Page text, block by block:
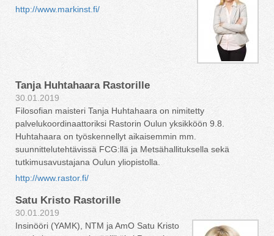
http://www.markinst.fi/
Tanja Huhtahaara Rastorille
30.01.2019
Filosofian maisteri Tanja Huhtahaara on nimitetty
palvelukoordinaattoriksi Rastorin Oulun yksikköön 9.8.
Huhtahaara on työskennellyt aikaisemmin mm.
suunnittelutehtävissä FCG:llä ja Metsähallituksella sekä
tutkimusavustajana Oulun yliopistolla.
http://www.rastor.fi/
Satu Kristo Rastorille
30.01.2019
Insinööri (YAMK), NTM ja AmO Satu Kristo